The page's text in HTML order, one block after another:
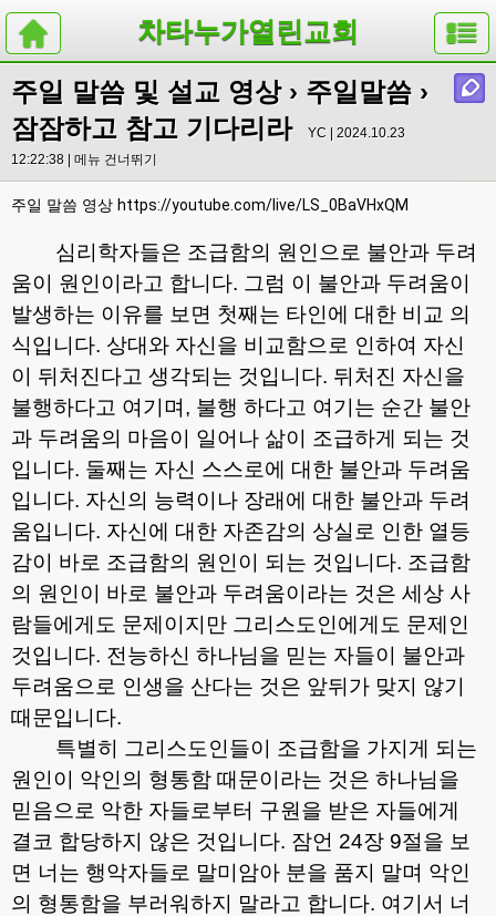
차타누가열린교회
주일 말씀 및 설교 영상› 주일말씀 ›
잠잠하고 참고 기다리라
YC | 2024.10.23
12:22:38 | 메뉴 건너뛰기
주일 말씀 영상 https://youtube.com/live/LS_0BaVHxQM
심리학자들은 조급함의 원인으로 불안과 두려
움이 원인이라고 합니다. 그럼 이 불안과 두려움이
발생하는 이유를 보면 첫째는 타인에 대한 비교 의
식입니다. 상대와 자신을 비교함으로 인하여 자신
이 뒤처진다고 생각되는 것입니다. 뒤처진 자신을
불행하다고 여기며 , 불행 하다고 여기는 순간 불안
과 두려움의 마음이 일어나 삶이 조급하게 되는 것
입니다. 둘째는 자신 스스로에 대한 불안과 두려움
입니다. 자신의 능력이나 장래에 대한 불안과 두려
움입니다. 자신에 대한 자존감의 상실로 인한 열등
감이 바로 조급함의 원인이 되는 것입니다. 조급함
의 원인이 바로 불안과 두려움이라는 것은 세상 사
람들에게도 문제이지만 그리스도인에게도 문제인
것입니다. 전능하신 하나님을 믿는 자들이 불안과
두려움으로 인생을 산다는 것은 앞뒤가 맞지 않기
때문입니다.
특별히 그리스도인들이 조급함을 가지게 되는
원인이 악인의 형통함 때문이라는 것은 하나님을
믿음으로 악한 자들로부터 구원을 받은 자들에게
결코 합당하지 않은 것입니다. 잠언 24장 9절을 보
면 너는 행악자들로 말미암아 분을 품지 말며 악인
의 형통함을 부러워하지 말라고 합니다. 여기서 너